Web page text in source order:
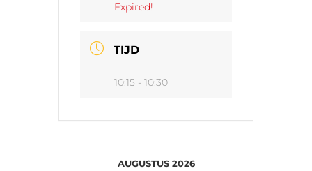
Expired!
TIJD
10:15 - 10:30
AUGUSTUS 2026